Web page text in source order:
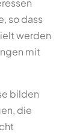
so dass
werden
mit
bilden
die